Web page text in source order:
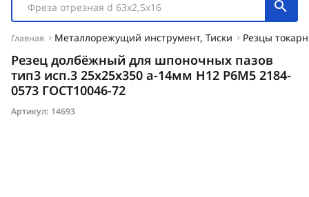
Фреза отрезная d 63х2,5х16
Главная Металлорежущий инструмент, Тиски Резцы
Резец долбёжный для шпоночных пазов
тип3 исп.3 25х25х350 а-14мм Н12 Р6М5 2184-
0573 ГОСТ10046-72
Артикул: 14693